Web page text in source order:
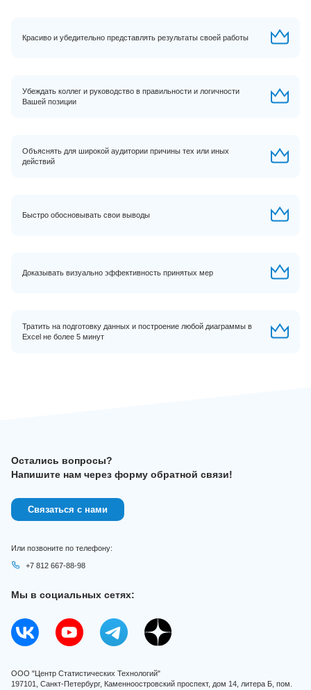
Красиво и убедительно представлять результаты своей работы
Убеждать коллег и руководство в правильности и логичности
Вашей позиции
Объяснять для широкой аудитории причины тех или иных
действий
Быстро обосновывать свои выводы
Доказывать визуально эффективность принятых мер
Тратить на подготовку данных и построение любой диаграммы в
Excel не более 5 минут
Остались вопросы?
Напишите нам через форму обратной связи!
Связаться с нами
Или позвоните по телефону:
+7 812 667-88-98
Мы в социальных сетях:
ООО "Центр Статистических Технологий"
197101, Санкт-Петербург, Каменноостровский проспект, дом 14, литера Б, пом.